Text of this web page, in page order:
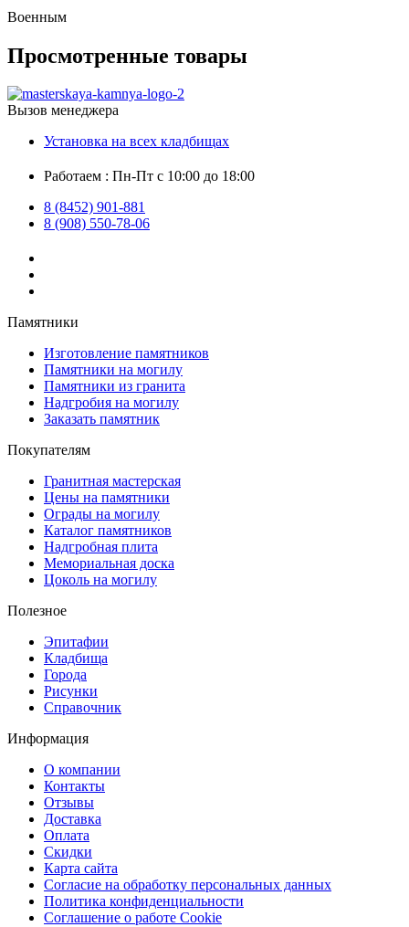
Военным
Просмотренные товары
Вызов менеджера
Установка на всех кладбищах
Работаем : Пн-Пт с 10:00 до 18:00
8 (8452) 901-881
8 (908) 550-78-06
Памятники
Изготовление памятников
Памятники на могилу
Памятники из гранита
Надгробия на могилу
Заказать памятник
Покупателям
Гранитная мастерская
Цены на памятники
Ограды на могилу
Каталог памятников
Надгробная плита
Мемориальная доска
Цоколь на могилу
Полезное
Эпитафии
Кладбища
Города
Рисунки
Справочник
Информация
О компании
Контакты
Отзывы
Доставка
Оплата
Скидки
Карта сайта
Согласие на обработку персональных данных
Политика конфиденциальности
Соглашение о работе Cookie